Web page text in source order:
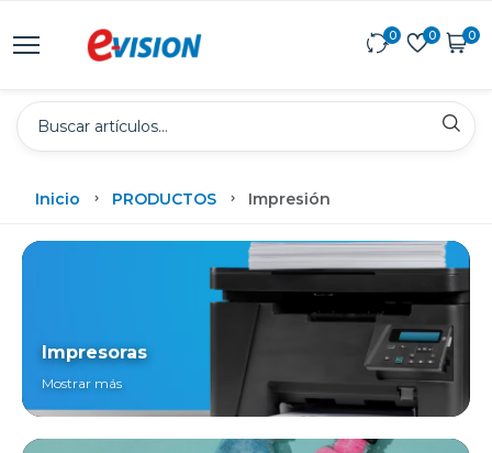
0 0 0
Inicio PRODUCTOS Impresión
Impresoras
Mostrar más